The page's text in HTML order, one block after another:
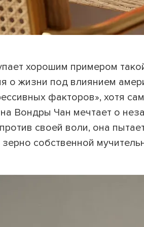
хорошим примером
о жизни под влиянием
факторов», хотя
Вондры Чан мечтает о
своей воли, она
зерно собственной